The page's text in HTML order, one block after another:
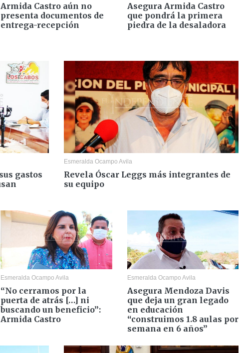
Armida Castro aún no
presenta documentos de
entrega-recepción
Asegura Armida Castro
que pondrá la primera
piedra de la desaladora
gastos
Esmeralda Ocampo Avila
Revela Óscar Leggs más integrantes de
su equipo
Esmeralda Ocampo Avila
“No cerramos por la
puerta de atrás […] ni
buscando un beneficio”:
Armida Castro
Esmeralda Ocampo Avila
Asegura Mendoza Davis
que deja un gran legado
en educación
“construimos 1.8 aulas por
semana en 6 años”